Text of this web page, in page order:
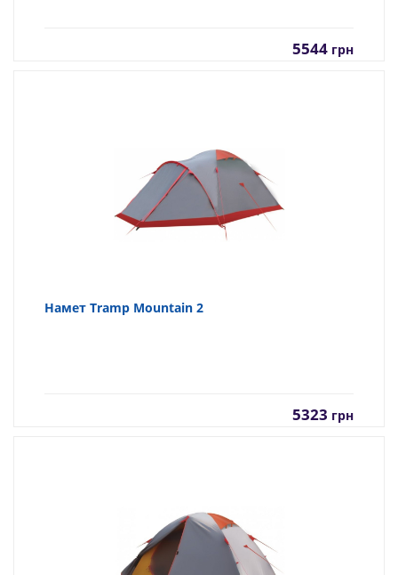
5544 грн
Намет Tramp Mountain 2
5323 грн